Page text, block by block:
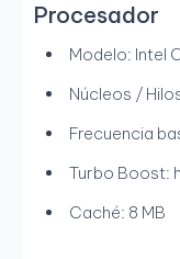
Procesador
Modelo: Intel
Núcleos /
Frecuencia
Turbo Boost:
Caché: 8 MB